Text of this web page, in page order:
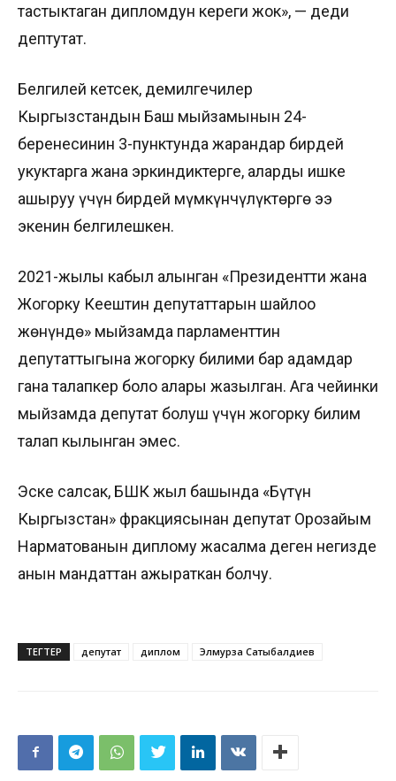
тастыктаган дипломдун кереги жок», — деди
дептутат.
Белгилей кетсек, демилгечилер
Кыргызстандын Баш мыйзамынын 24-
беренесинин 3-пунктунда жарандар бирдей
укуктарга жана эркиндиктерге, аларды ишке
ашыруу үчүн бирдей мүмкүнчүлүктөргө ээ
экенин белгилешкен.
2021-жылы кабыл алынган «Президентти жана
Жогорку Кеңештин депутаттарын шайлоо
жөнүндө» мыйзамда парламенттин
депутаттыгына жогорку билими бар адамдар
гана талапкер боло алары жазылган. Ага чейинки
мыйзамда депутат болуш үчүн жогорку билим
талап кылынган эмес.
Эске салсак, БШК жыл башында «Бүтүн
Кыргызстан» фракциясынан депутат Орозайым
Нарматованын диплому жасалма деген негизде
анын мандаттан ажыраткан болчу.
ТЕГТЕР депутат диплом Элмурза Сатыбалдиев